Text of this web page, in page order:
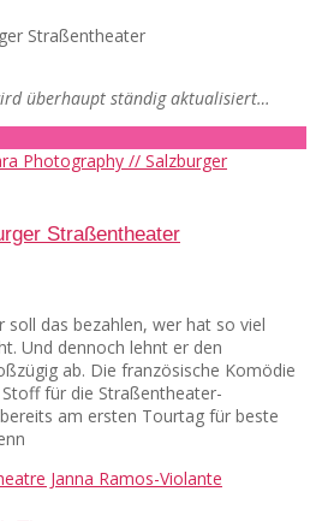
Straßentheater
überhaupt ständig aktualisiert…
Straßentheater
soll das bezahlen, wer hat so viel
Und dennoch lehnt er den
ab. Die französische Komödie
für die Straßentheater-
am ersten Tourtag für beste